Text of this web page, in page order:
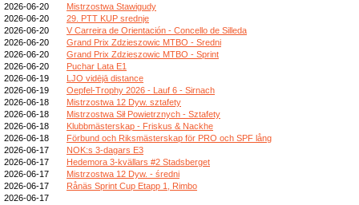
2026-06-20
Mistrzostwa Stawigudy
2026-06-20
29. PTT KUP srednje
2026-06-20
V Carreira de Orientación - Concello de Silleda
2026-06-20
Grand Prix Zdzieszowic MTBO - Sredni
2026-06-20
Grand Prix Zdzieszowic MTBO - Sprint
2026-06-20
Puchar Lata E1
2026-06-19
LJO vidējā distance
2026-06-19
Oepfel-Trophy 2026 - Lauf 6 - Sirnach
2026-06-18
Mistrzostwa 12 Dyw. sztafety
2026-06-18
Mistrzostwa Sił Powietrznych - Sztafety
2026-06-18
Klubbmästerskap - Friskus & Nackhe
2026-06-18
Förbund och Riksmästerskap för PRO och SPF lång
2026-06-17
NOK:s 3-dagars E3
2026-06-17
Hedemora 3-kvällars #2 Stadsberget
2026-06-17
Mistrzostwa 12 Dyw. - średni
2026-06-17
Rånäs Sprint Cup Etapp 1, Rimbo
2026-06-17